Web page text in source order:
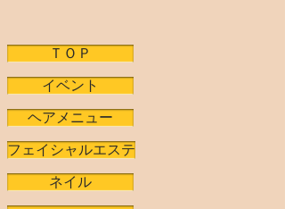
ＴＯＰ
イベント
ヘアメニュー
フェイシャルエステ
ネイル